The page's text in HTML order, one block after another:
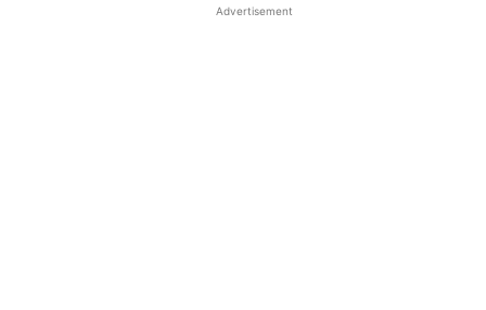
Advertisement